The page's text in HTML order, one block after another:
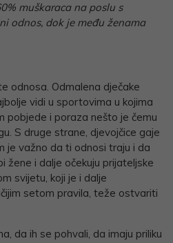
muškaraca na poslu s
odnos, dok je među ženama
odnosa. Odmalena dječake
vidi u sportovima u kojima
pobjede i poraza nešto je čemu
S druge strane, djevojčice gaje
je važno da ti odnosi traju i da
žene i dalje očekuju prijateljske
svijetu, koji je i dalje
setom pravila, teže ostvariti
da ih se pohvali, da imaju priliku